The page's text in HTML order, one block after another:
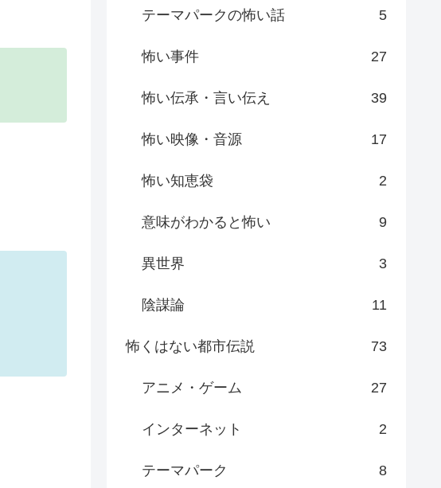
テーマパークの怖い話 5
怖い事件 27
怖い伝承・言い伝え 39
怖い映像・音源 17
怖い知恵袋 2
意味がわかると怖い 9
異世界 3
陰謀論 11
怖くはない都市伝説 73
アニメ・ゲーム 27
インターネット 2
テーマパーク 8